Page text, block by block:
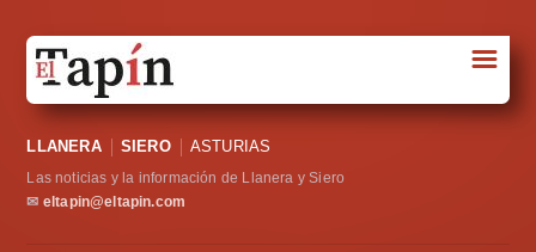
Sociedad
Política
☰
LLANERA SIERO ASTURIAS
Las noticias y la información de Llanera y Siero
✉ eltapin@eltapin.com